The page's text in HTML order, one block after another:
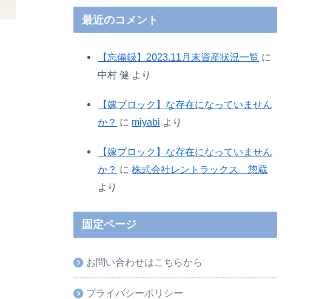
最近のコメント
【忘備録】2023.11月末資産状況一覧 に
中村 健 より
【嫁ブロック】な存在になっていません
か？ に miyabi より
【嫁ブロック】な存在になっていません
か？ に 株式会社レントラックス 惣蔵
より
固定ページ
お問い合わせはこちらから
プライバシーポリシー